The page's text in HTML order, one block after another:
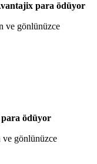
para ödüyor
ve gönlünüzce
ödüyor
ve gönlünüzce